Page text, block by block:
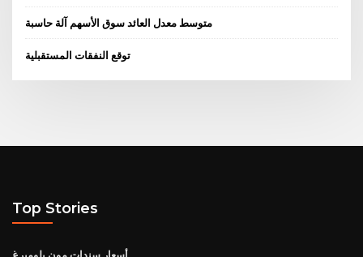
متوسط ​​معدل العائد سوق الأسهم آلة حاسبة
توقع النفقات المستقبلية
Top Stories